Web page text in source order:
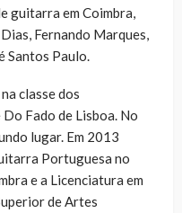
guitarra em Coimbra,
Fernando Marques,
Santos Paulo.
classe dos
Fado de Lisboa. No
lugar. Em 2013
Portuguesa no
e a Licenciatura em
de Artes